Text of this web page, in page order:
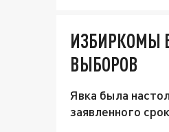
ИЗБИРКОМЫ
ВЫБОРОВ
Явка была
заявленного